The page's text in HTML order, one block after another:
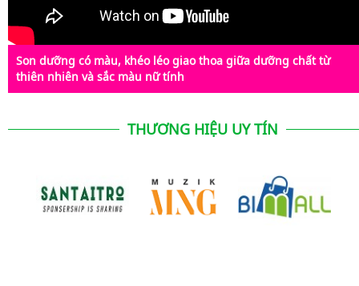
Son dưỡng có màu, khéo léo giao thoa giữa dưỡng chất từ
thiên nhiên và sắc màu nữ tính
THƯƠNG HIỆU UY TÍN